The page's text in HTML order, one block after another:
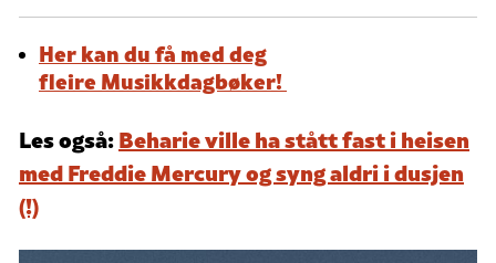
Her kan du få med deg
fleire Musikkdagbøker!
Les også:Beharie ville ha stått fast i heisen
med Freddie Mercury og syng aldri i dusjen
(!)